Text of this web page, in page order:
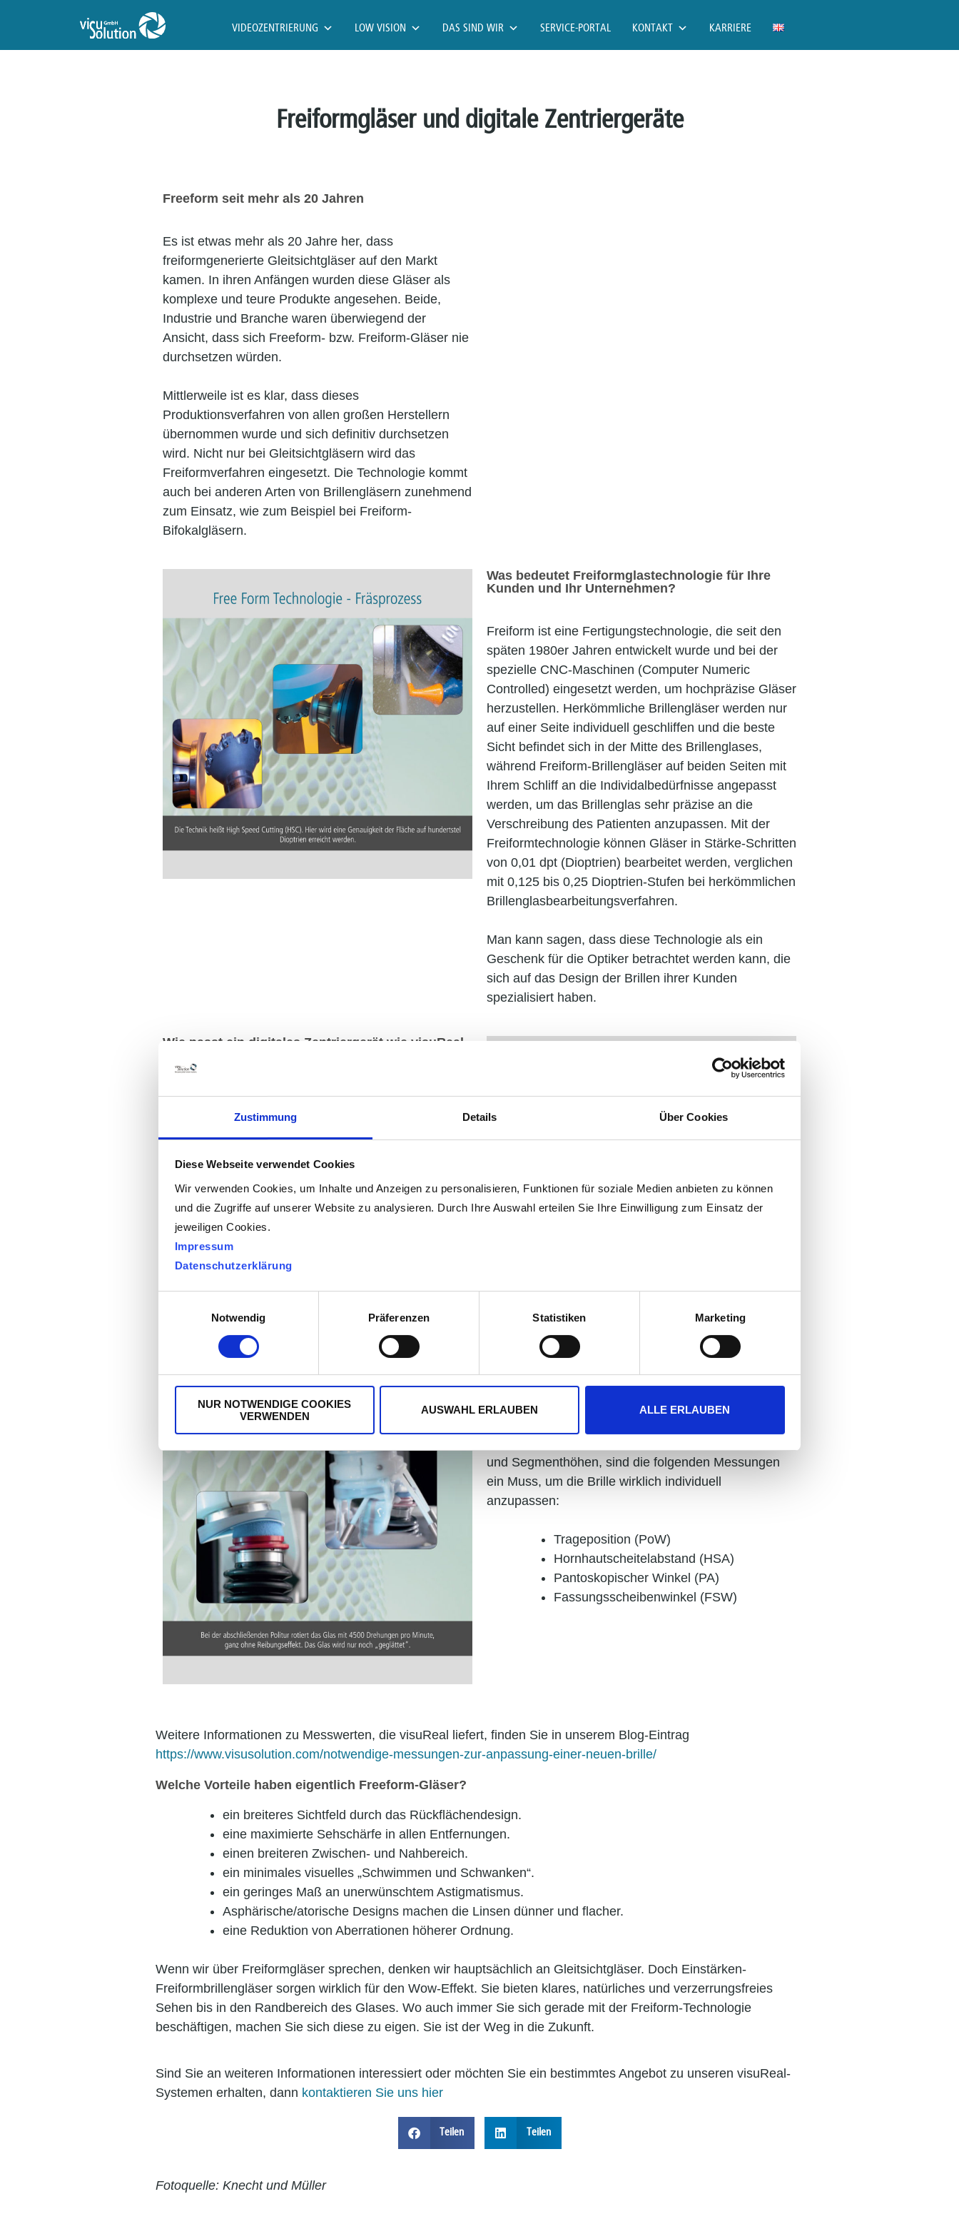
Zustimmung Details Über Cookies
Diese Webseite verwendet Cookies
Wir verwenden Cookies, um Inhalte und Anzeigen zu personalisieren, Funktionen für soziale Medien anbieten zu können
und die Zugriffe auf unserer Website zu analysieren. Durch Ihre Auswahl erteilen Sie Ihre Einwilligung zum Einsatz der
jeweiligen Cookies.
Impressum
Datenschutzerklärung
Notwendig
Präferenzen Statistiken Marketing
NUR NOTWENDIGE COOKIES
VERWENDEN
AUSWAHL ERLAUBEN ALLE ERLAUBEN
VIDEOZENTRIERUNG LOW VISION DAS SIND WIR SERVICE-PORTAL KONTAKT KARRIERE
Freiformgläser und digitale Zentriergeräte
Freeform seit mehr als 20 Jahren
Es ist etwas mehr als 20 Jahre her, dass
freiformgenerierte Gleitsichtgläser auf den Markt
kamen. In ihren Anfängen wurden diese Gläser als
komplexe und teure Produkte angesehen. Beide,
Industrie und Branche waren überwiegend der
Ansicht, dass sich Freeform- bzw. Freiform-Gläser nie
durchsetzen würden.
Mittlerweile ist es klar, dass dieses
Produktionsverfahren von allen großen Herstellern
übernommen wurde und sich definitiv durchsetzen
wird. Nicht nur bei Gleitsichtgläsern wird das
Freiformverfahren eingesetzt. Die Technologie kommt
auch bei anderen Arten von Brillengläsern zunehmend
zum Einsatz, wie zum Beispiel bei Freiform-
Bifokalgläsern.
Was bedeutet Freiformglastechnologie für Ihre
Kunden und Ihr Unternehmen?
Freiform ist eine Fertigungstechnologie, die seit den
späten 1980er Jahren entwickelt wurde und bei der
spezielle CNC-Maschinen (Computer Numeric
Controlled) eingesetzt werden, um hochpräzise Gläser
herzustellen. Herkömmliche Brillengläser werden nur
auf einer Seite individuell geschliffen und die beste
Sicht befindet sich in der Mitte des Brillenglases,
während Freiform-Brillengläser auf beiden Seiten mit
Ihrem Schliff an die Individalbedürfnisse angepasst
werden, um das Brillenglas sehr präzise an die
Verschreibung des Patienten anzupassen. Mit der
Freiformtechnologie können Gläser in Stärke-Schritten
von 0,01 dpt (Dioptrien) bearbeitet werden, verglichen
mit 0,125 bis 0,25 Dioptrien-Stufen bei herkömmlichen
Brillenglasbearbeitungsverfahren.
Man kann sagen, dass diese Technologie als ein
Geschenk für die Optiker betrachtet werden kann, die
sich auf das Design der Brillen ihrer Kunden
spezialisiert haben.
Wie passt ein digitales Zentriergerät wie visuReal
Wie wir bereits erklärt haben, ermöglicht uns die
Freiformtechnologie, für jeden Patienten individuelle
Brillengläser zu entwerfen. Natürlich müssen wir
optimale optische Brechung an den richtigen Stellen
platzieren kann.
und Segmenthöhen, sind die folgenden Messungen
ein Muss, um die Brille wirklich individuell
anzupassen:
Trageposition (PoW)
Hornhautscheitelabstand (HSA)
Pantoskopischer Winkel (PA)
Fassungsscheibenwinkel (FSW)
Weitere Informationen zu Messwerten, die visuReal liefert, finden Sie in unserem Blog-Eintrag
https://www.visusolution.com/notwendige-messungen-zur-anpassung-einer-neuen-brille/
Welche Vorteile haben eigentlich Freeform-Gläser?
ein breiteres Sichtfeld durch das Rückflächendesign.
eine maximierte Sehschärfe in allen Entfernungen.
einen breiteren Zwischen- und Nahbereich.
ein minimales visuelles „Schwimmen und Schwanken“.
ein geringes Maß an unerwünschtem Astigmatismus.
Asphärische/atorische Designs machen die Linsen dünner und flacher.
eine Reduktion von Aberrationen höherer Ordnung.
Wenn wir über Freiformgläser sprechen, denken wir hauptsächlich an Gleitsichtgläser. Doch Einstärken-
Freiformbrillengläser sorgen wirklich für den Wow-Effekt. Sie bieten klares, natürliches und verzerrungsfreies
Sehen bis in den Randbereich des Glases. Wo auch immer Sie sich gerade mit der Freiform-Technologie
beschäftigen, machen Sie sich diese zu eigen. Sie ist der Weg in die Zukunft.
Sind Sie an weiteren Informationen interessiert oder möchten Sie ein bestimmtes Angebot zu unseren visuReal-
Systemen erhalten, dann kontaktieren Sie uns hier
Teilen Teilen
Fotoquelle: Knecht und Müller